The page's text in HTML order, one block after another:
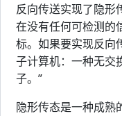
反向传送实现了隐形
在没有任何可检测的
标。如果要实现反向
子计算机：一种无交
子。”
隐形传态是一种成熟